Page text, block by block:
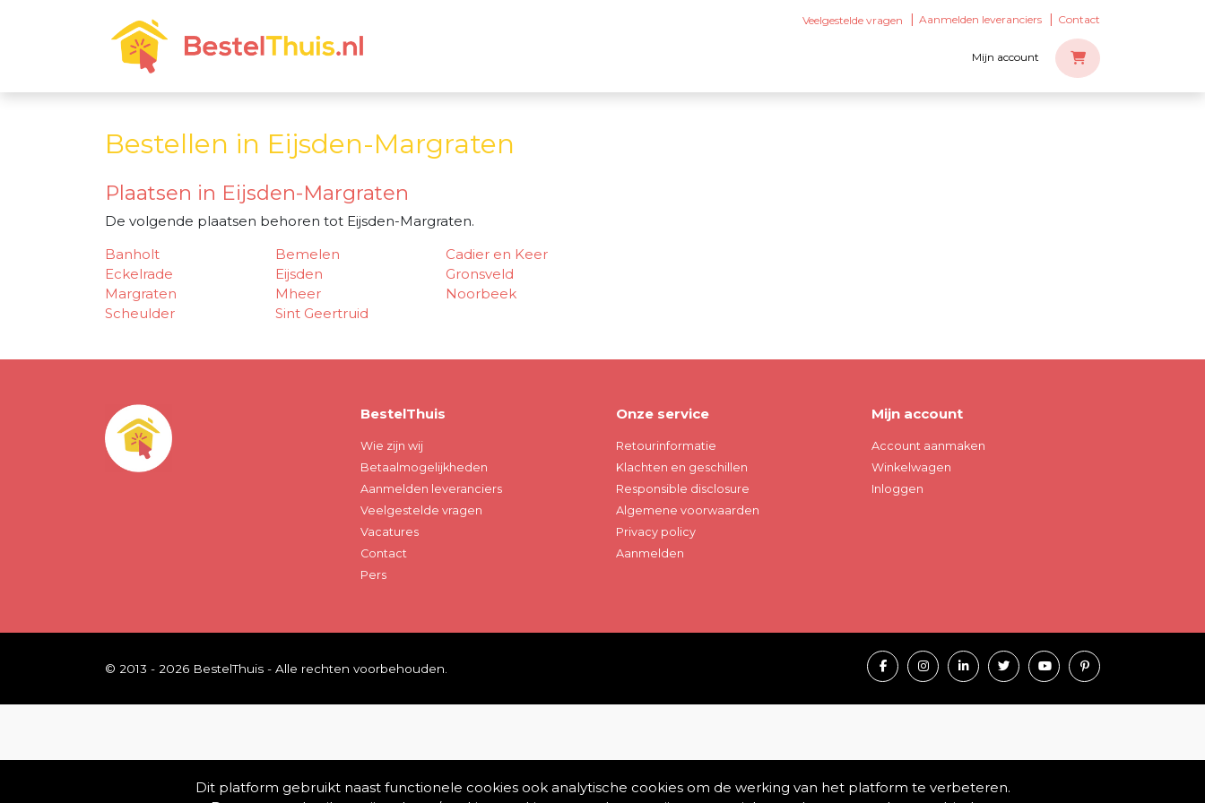
Veelgestelde vragen Aanmelden leveranciers Contact
Mijn account
Bestellen in Eijsden-Margraten
Plaatsen in Eijsden-Margraten
De volgende plaatsen behoren tot Eijsden-Margraten.
Banholt
Bemelen
Cadier en Keer
Eckelrade
Eijsden
Gronsveld
Margraten
Mheer
Noorbeek
Scheulder
Sint Geertruid
BestelThuis
Wie zijn wij
Betaalmogelijkheden
Aanmelden leveranciers
Veelgestelde vragen
Vacatures
Contact
Pers
Onze service
Retourinformatie
Klachten en geschillen
Responsible disclosure
Algemene voorwaarden
Privacy policy
Aanmelden
Mijn account
Account aanmaken
Winkelwagen
Inloggen
© 2013 - 2026 BestelThuis - Alle rechten voorbehouden.
Dit platform gebruikt naast functionele cookies ook analytische cookies om de werking van het platform te verbeteren.